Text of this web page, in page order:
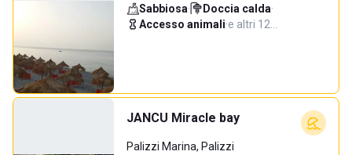
Sabbiosa· Doccia calda·
Accesso animali·e altri 12…
JANCU Miracle bay
Palizzi Marina, Palizzi